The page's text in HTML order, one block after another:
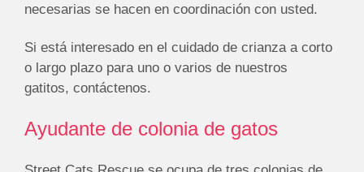
necesarias se hacen en coordinación con usted.
Si está interesado en el cuidado de crianza a corto
o largo plazo para uno o varios de nuestros
gatitos, contáctenos.
Ayudante de colonia de gatos